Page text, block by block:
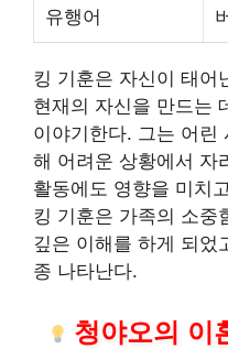
유행어
킹 기훈은 자신이 태어
현재의 자신을 만드는
이야기한다. 그는 어린
해 어려운 상황에서 자
활동에도 영향을 미치
킹 기훈은 가족의 소중
깊은 이해를 하게 되었
종 나타난다.
청야오의 이